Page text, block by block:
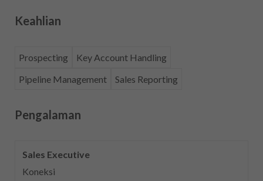
Keahlian
Prospecting
Key Account Handling
Pipeline Management
Sales Reporting
Pengalaman
Sales Executive
Koneksi